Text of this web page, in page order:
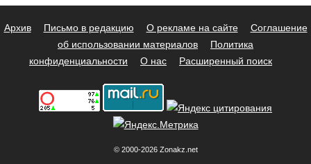
Архив Письмо в редакцию О рекламе на сайте
Соглашение
об использовании материалов
Политика
конфиденциальности
О нас Расширенный поиск
© 2000-2026 Zonakz.net